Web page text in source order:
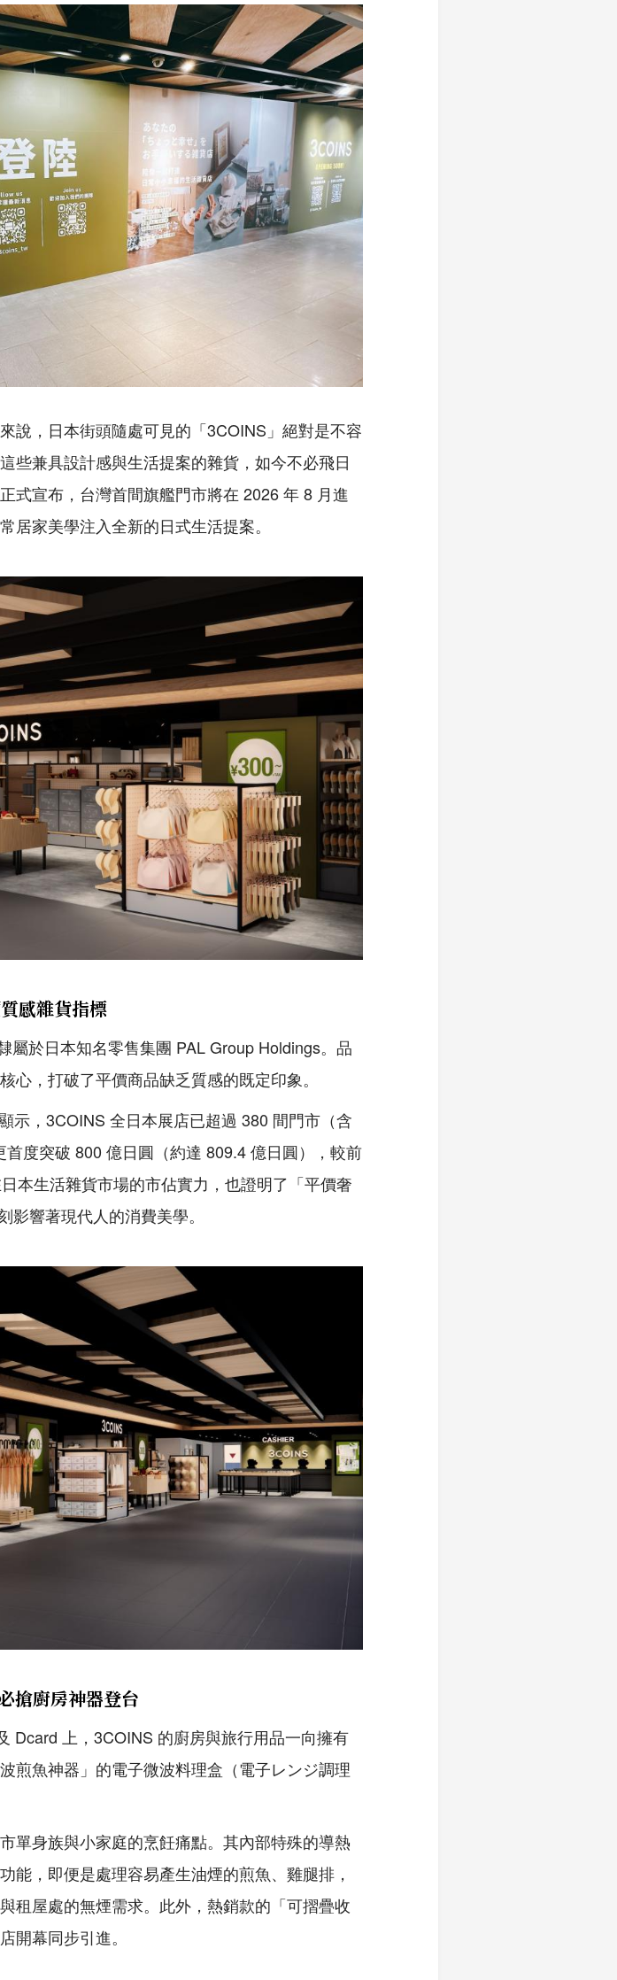
說，日本街頭隨處可見的「3COINS」絕對是不容
些兼具設計感與生活提案的雜貨，如今不必飛日
式宣布，台灣首間旗艦門市將在 2026 年 8 月進
家美學注入全新的日式生活提案。
感雜貨指標
於日本知名零售集團 PAL Group Holdings。品
，打破了平價商品缺乏質感的既定印象。
示，3COINS 全日本展店已超過 380 間門市（含
度突破 800 億日圓（約達 809.4 億日圓），較前
本生活雜貨市場的市佔實力，也證明了「平價奢
響著現代人的消費美學。
搶廚房神器登台
Dcard 上，3COINS 的廚房與旅行用品一向擁有
煎魚神器」的電子微波料理盒（電子レンジ調理
單身族與小家庭的烹飪痛點。其內部特殊的導熱
能，即便是處理容易產生油煙的煎魚、雞腿排，
租屋處的無煙需求。此外，熱銷款的「可摺疊收
開幕同步引進。